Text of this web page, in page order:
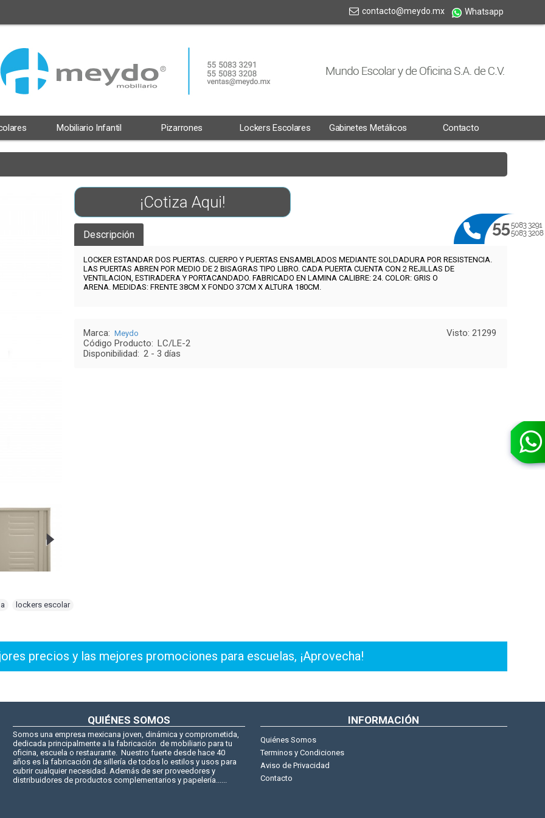
contacto@meydo.mx Whatsapp
Mobiliario Infantil Pizarrones Lockers Escolares Gabinetes Metálicos Contacto
¡Cotiza Aqui!
Descripción
LOCKER ESTANDAR DOS PUERTAS. CUERPO Y PUERTAS ENSAMBLADOS MEDIANTE SOLDADURA POR RESISTENCIA.
LAS PUERTAS ABREN POR MEDIO DE 2 BISAGRAS TIPO LIBRO. CADA PUERTA CUENTA CON 2 REJILLAS DE
VENTILACION, ESTIRADERA Y PORTACANDADO. FABRICADO EN LAMINA CALIBRE: 24. COLOR: GRIS O
ARENA. MEDIDAS: FRENTE 38CM X FONDO 37CM X ALTURA 180CM.
Visto: 21299
Marca: Meydo
Código Producto: LC/LE-2
Disponibilidad: 2 - 3 días
lockers escolar
precios y las mejores promociones para escuelas, ¡Aprovecha!
QUIÉNES SOMOS
Somos una empresa mexicana joven, dinámica y comprometida,
dedicada principalmente a la fabricación de mobiliario para tu
oficina, escuela o restaurante. Nuestro fuerte desde hace 40
años es la fabricación de sillería de todos lo estilos y usos para
cubrir cualquier necesidad. Además de ser proveedores y
distribuidores de productos complementarios y papelería......
INFORMACIÓN
Quiénes Somos
Terminos y Condiciones
Aviso de Privacidad
Contacto